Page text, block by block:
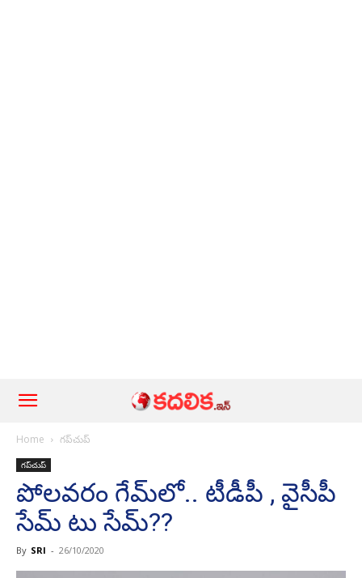
Home గ‌ప్‌చుప్
గ‌ప్‌చుప్
పోల‌వ‌రం గేమ్‌లో.. టీడీపీ , వైసీపీ
సేమ్ టు సేమ్‌??
By SRI - 26/10/2020